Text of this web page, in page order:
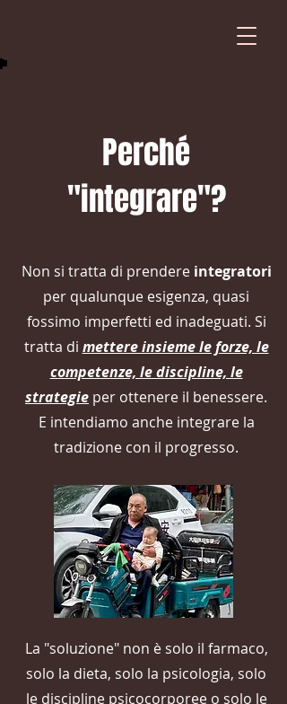
Perché
"integrare"?
Non si tratta di prendere integratori
per qualunque esigenza, quasi
fossimo imperfetti ed inadeguati. Si
tratta di mettere insieme le forze, le
competenze, le discipline, le
strategie per ottenere il benessere.
E intendiamo anche integrare la
tradizione con il progresso.
La "soluzione" non è solo il farmaco,
solo la dieta, solo la psicologia, solo
le discipline psicocorporee o solo le